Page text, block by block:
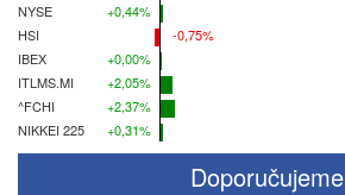
NYSE
HSI
IBEX
ITLMS.MI
^FCHI
NIKKEI 225
+0,44%
-0,75%
+0,00%
+2,05%
+2,37%
+0,31%
Doporučujeme